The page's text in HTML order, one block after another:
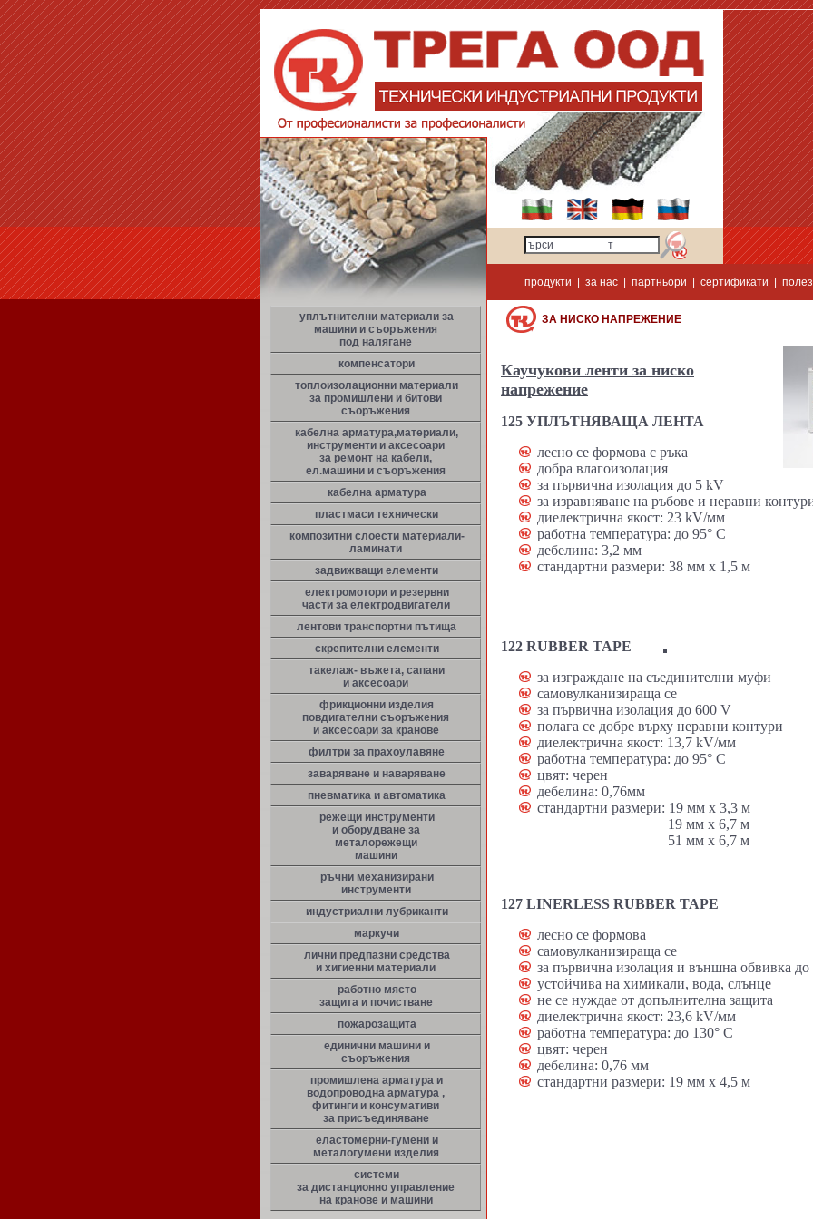
продукти за нас| партньори сертификати
уплътнителни материали за
машини и съоръжения
под налягане
компенсатори
топлоизолационни материали
за промишлени и битови
съоръжения
кабелна арматура,материали,
инструменти и аксесоари
за ремонт на кабели,
ел.машини и съоръжения
кабелна арматура
пластмаси технически
композитни слоести материали-
ламинати
задвижващи елементи
електромотори и резервни
части за електродвигатели
лентови транспортни пътища
скрепителни елементи
такелаж- въжета, сапани
и аксесоари
фрикционни изделия
повдигателни съоръжения
и аксесоари за кранове
филтри за прахоулавяне
заваряване и наваряване
пневматика и автоматика
режещи инструменти
и оборудване за
металорежещи
машини
ръчни механизирани
инструменти
индустриални лубриканти
маркучи
лични предпазни средства
и хигиенни материали
работно място
защита и почистване
пожарозащита
единични машини и
съоръжения
промишлена арматура и
водопроводна арматура ,
фитинги и консумативи
за присъединяване
еластомерни-гумени и
металогумени изделия
системи
за дистанционно управление
на кранове и машини
ЗА НИСКО НАПРЕЖЕНИЕ
Каучукови ленти за ниско
напрежение
125 УПЛЪТНЯВАЩА ЛЕНТА
лесно се формова с ръка
добра влагоизолация
за първична изолация до 5 kV
за изравняване на ръбове и неравни
диелектрична якост: 23 kV/мм
работна температура: до 95° С
дебелина: 3,2 мм
стандартни размери: 38 мм х 1,5 м
122 RUBBER TAPE
за изграждане на съединителни муфи
самовулканизираща се
за първична изолация до 600 V
полага се добре върху неравни контури
диелектрична якост: 13,7 kV/мм
работна температура: до 95° С
цвят: черен
дебелина: 0,76мм
стандартни размери: 19 мм х 3,3 м
19 мм х 6,7 м
51 мм х 6,7 м
127 LINERLESS RUBBER TAPE
лесно се формова
самовулканизираща се
за първична изолация и външна обвивка
устойчива на химикали, вода, слънце
не се нуждае от допълнителна защита
диелектрична якост: 23,6 kV/мм
работна температура: до 130° С
цвят: черен
дебелина: 0,76 мм
стандартни размери: 19 мм х 4,5 м